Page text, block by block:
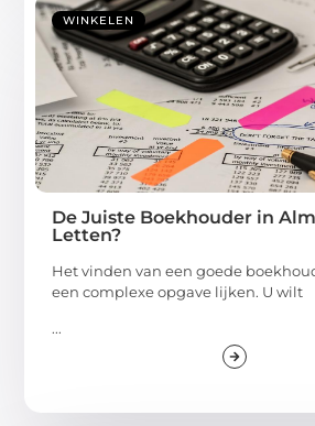
WINKELEN
De Juiste Boekhouder in
Letten?
Het vinden van een goede
een complexe opgave lijken. U wilt
...